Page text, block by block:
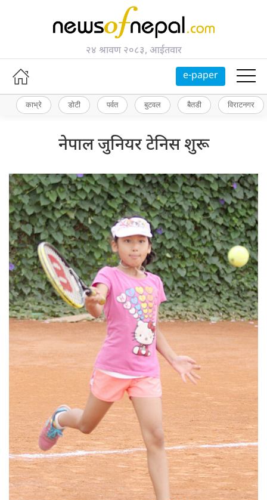
२४ श्रावण २०८३, आईतवार
e-paper
काभ्रे डोटी पर्वत बुटवल बैतडी विराटनगर
नेपाल जुनियर टेनिस शुरू